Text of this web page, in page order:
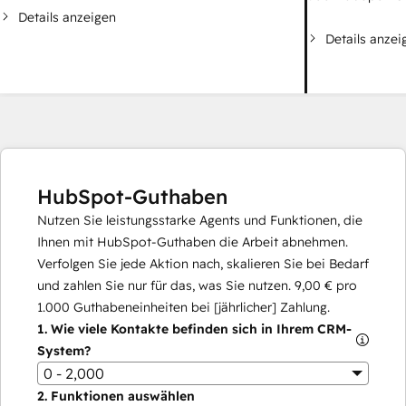
Details anzeigen
Details
HubSpot-Guthaben
Nutzen Sie leistungsstarke Agents und Funktionen, die
Ihnen mit HubSpot-Guthaben die Arbeit abnehmen.
Verfolgen Sie jede Aktion nach, skalieren Sie bei Bedarf
und zahlen Sie nur für das, was Sie nutzen. 9,00 € pro
1.000 Guthabeneinheiten bei [jährlicher] Zahlung.
1. Wie viele Kontakte befinden sich in Ihrem CRM-
System?
0 - 2,000
2. Funktionen auswählen